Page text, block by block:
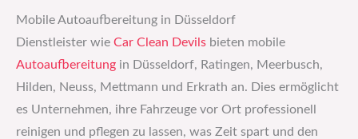
Mobile Autoaufbereitung in Düsseldorf
Dienstleister wie Car Clean Devils bieten mobile
Autoaufbereitung in Düsseldorf, Ratingen, Meerbusch,
Hilden, Neuss, Mettmann und Erkrath an. Dies ermöglicht
es Unternehmen, ihre Fahrzeuge vor Ort professionell
reinigen und pflegen zu lassen, was Zeit spart und den